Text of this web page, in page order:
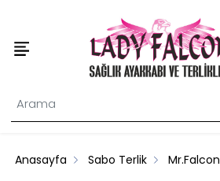
Anasayfa Sabo Terlik Mr.Falcon